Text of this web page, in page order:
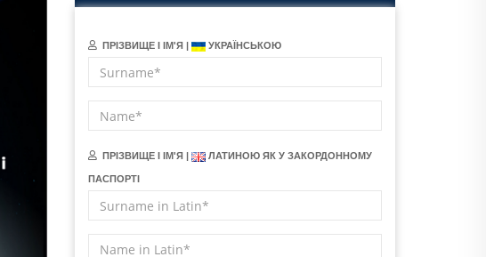
ПРІЗВИЩЕ І ІМ'Я | УКРАЇНСЬКОЮ
ПРІЗВИЩЕ І ІМ'Я | ЛАТИНОЮ ЯК У ЗАКОРДОННОМУ
ПАСПОРТІ